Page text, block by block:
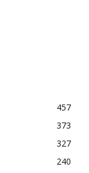
457
373
327
240